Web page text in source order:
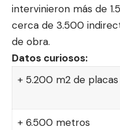
intervinieron más de
cerca de 3.500
de obra.
Datos curiosos:
+ 5.200 m2 de placas
+ 6.500 metros